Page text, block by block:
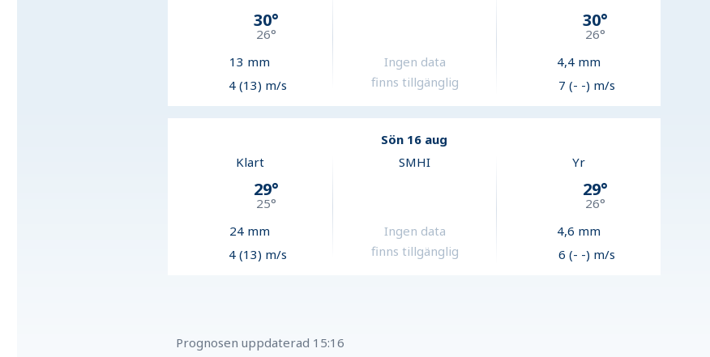
30°
26°
13 mm
4 (13) m/s
Ingen data
finns tillgänglig
30°
26°
4,4 mm
7 (- -) m/s
Sön 16 aug
Klart
29°
25°
24 mm
4 (13) m/s
SMHI
Ingen data
finns tillgänglig
Yr
29°
26°
4,6 mm
6 (- -) m/s
Prognosen uppdaterad 15:16